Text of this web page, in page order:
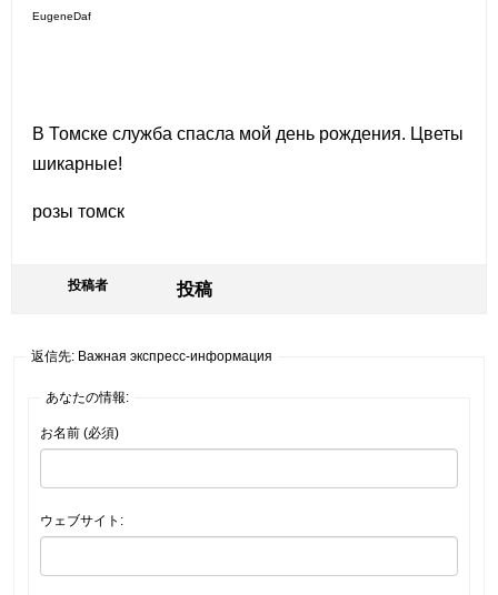
EugeneDaf
В Томске служба спасла мой день рождения. Цветы
шикарные!
розы томск
投稿者 投稿
返信先: Важная экспресс-информация
あなたの情報:
お名前 (必須)
ウェブサイト: